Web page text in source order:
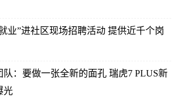
业”进社区现场招聘活动 提供近千个岗
：要做一张全新的面孔 瑞虎7 PLUS新
光